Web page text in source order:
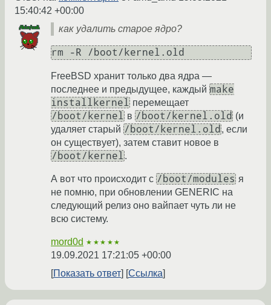
15:40:42 +00:00
как удалить старое ядро?
FreeBSD хранит только два ядра —
последнее и предыдущее, каждый make
installkernel перемещает
/boot/kernel в /boot/kernel.old (и
удаляет старый /boot/kernel.old , если
он существует), затем ставит новое в
/boot/kernel.
А вот что происходит с /boot/modules я
не помню, при обновлении GENERIC на
следующий релиз оно вайпает чуть ли не
всю систему.
mord0d ★★★★★
19.09.2021 17:21:05 +00:00
Показать ответ
Ссылка